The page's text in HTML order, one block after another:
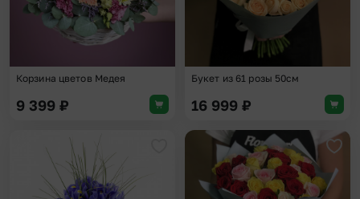
Корзина цветов Медея
9 399 ₽
Букет из 61 розы 50см
16 999 ₽
Добавить в избранное